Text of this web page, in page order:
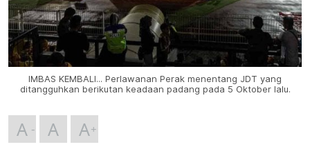
IMBAS KEMBALI... Perlawanan Perak menentang JDT yang
ditangguhkan berikutan keadaan padang pada 5 Oktober lalu.
A A A